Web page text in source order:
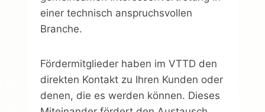
einer technisch anspruchsvollen
Branche.
Fördermitglieder haben im VTTD den
direkten Kontakt zu Ihren Kunden oder
denen, die es werden können. Dieses